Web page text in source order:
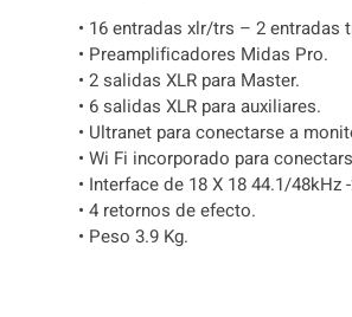
• 16 entradas xlr/trs – 2 entradas
• Preamplificadores Midas Pro.
• 2 salidas XLR para Master.
• 6 salidas XLR para auxiliares.
• Ultranet para conectarse a
• Wi Fi incorporado para
• Interface de 18 X 18 44.1/48kHz
• 4 retornos de efecto.
• Peso 3.9 Kg.